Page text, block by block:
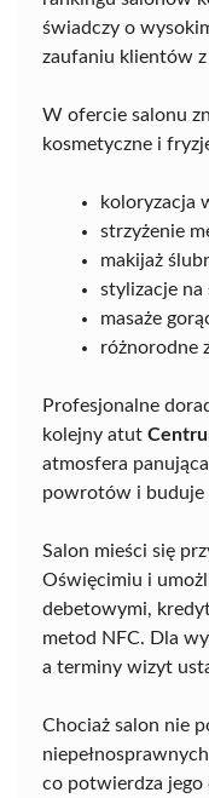
świadczy o
zaufaniu klientów
W ofercie salonu
kosmetyczne i
koloryzacja
strzyżenie
makijaż
stylizacje na
masaże
różnorodne
Profesjonalne
kolejny atut
atmosfera
powrotów i buduje
Salon mieści się
Oświęcimiu i
debetowymi,
metod NFC. Dla
a terminy wizyt
Chociaż salon nie
co potwierdza jego